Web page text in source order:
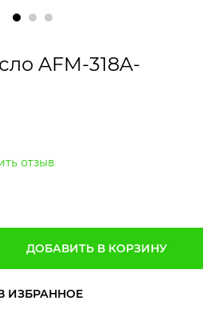
AFM-318A-
отзыв
ДОБАВИТЬ В КОРЗИНУ